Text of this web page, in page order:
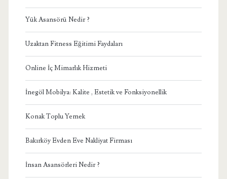
Yük Asansörü Nedir ?
Uzaktan Fitness Eğitimi Faydaları
Online İç Mimarlık Hizmeti
İnegöl Mobilya: Kalite , Estetik ve Fonksiyonellik
Konak Toplu Yemek
Bakırköy Evden Eve Nakliyat Firması
İnsan Asansörleri Nedir ?